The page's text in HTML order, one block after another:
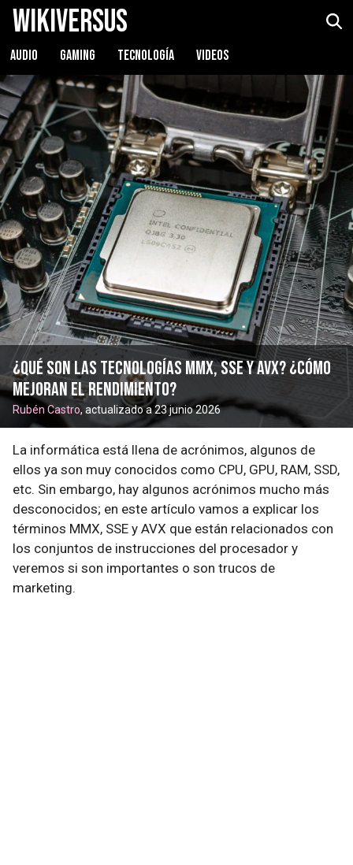
WikiVersus
AUDIO GAMING TECNOLOGÍA VIDEOS
¿Qué son las tecnologías MMX, SSE y AVX? ¿Cómo
mejoran el rendimiento?
Rubén Castro, actualizado a 23 junio 2026
La informática está llena de acrónimos, algunos de
ellos ya son muy conocidos como CPU, GPU, RAM, SSD,
etc. Sin embargo, hay algunos acrónimos mucho más
desconocidos; en este artículo vamos a explicar los
términos MMX, SSE y AVX que están relacionados con
los conjuntos de instrucciones del procesador y
veremos si son importantes o son trucos de
marketing.